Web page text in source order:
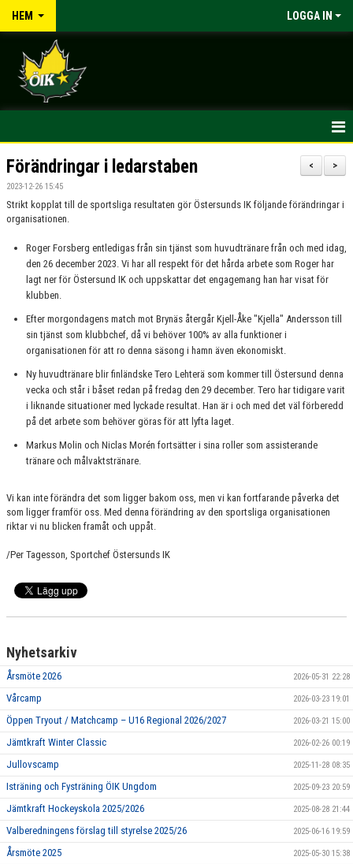
HEM LOGGA IN
HEM
NYHETER
OM KLUBBEN
KONTAKT
KALENDER
DOKUMENT
ISTIDER
MATCHER
SOMMARHOCKEY
ÖVRIGT
>
<
Förändringar i ledarstaben
2023-12-26 15:45
Strikt kopplat till de sportsliga resultaten gör Östersunds IK följande förändringar i
organisationen.
Roger Forsberg entledigas från sin tjänst som huvudtränare från och med idag,
den 26 december 2023. Vi har all respekt för det hårda arbete som Roger har
lagt ner för Östersund IK och uppskattar det engagemang han har visat för
klubben.
Efter morgondagens match mot Brynäs återgår Kjell-Åke "Kjella" Andersson till
sin tjänst som klubbchef, då vi behöver 100% av alla funktioner i
organisationen för att ro denna säsong i hamn även ekonomiskt.
Ny huvudtränare blir finländske Tero Lehterä som kommer till Östersund denna
vecka och står i båset redan på fredag den 29 december. Tero har tidigare varit
i liknande situationer med lyckade resultat. Han är i och med det väl förberedd
på det arbete som behöver göras för att lyfta laget.
Markus Molin och Niclas Morén fortsätter i sina roller som assisterande
tränare och målvaktstränare.
Vi kan inte förändra det som ligger bakom oss, men vi kan fortfarande påverka det
som ligger framför oss. Med denna förändring av den sportsliga organisationen
riktar vi nu blicken framåt och uppåt.
/Per Tagesson, Sportchef Östersunds IK
Nyhetsarkiv
Årsmöte 2026 2026-05-31 22:28
Vårcamp 2026-03-23 19:01
Öppen Tryout / Matchcamp – U16 Regional 2026/2027 2026-03-21 15:00
Jämtkraft Winter Classic 2026-02-26 00:19
Jullovscamp 2025-11-28 08:35
Isträning och Fysträning ÖIK Ungdom 2025-09-23 20:59
Jämtkraft Hockeyskola 2025/2026 2025-08-28 21:44
Valberedningens förslag till styrelse 2025/26 2025-06-16 19:59
Årsmöte 2025 2025-05-30 15:38